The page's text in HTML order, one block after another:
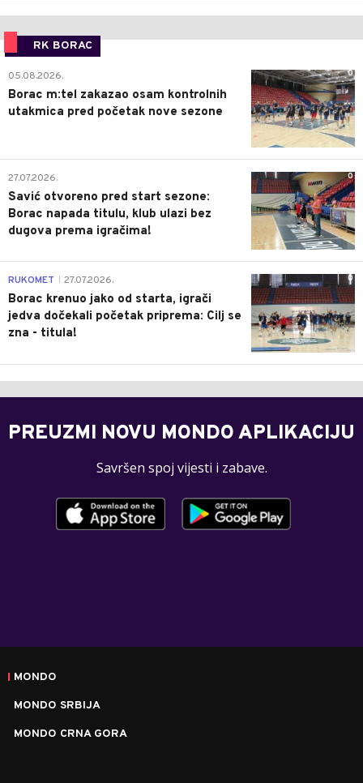
RK BORAC
0
05.08.2026.
Borac m:tel zakazao osam kontrolnih
utakmica pred početak nove sezone
0
27.07.2026.
Savić otvoreno pred start sezone:
Borac napada titulu, klub ulazi bez
dugova prema igračima!
0
RUKOMET 27.07.2026.
Borac krenuo jako od starta, igrači
jedva dočekali početak priprema: Cilj se
zna - titula!
PREUZMI NOVU MONDO APLIKACIJU
Savršen spoj vijesti i zabave.
MONDO
MONDO SRBIJA
MONDO CRNA GORA